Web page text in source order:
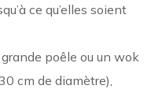
ce qu’elles soient
poêle ou un wok
cm de diamètre),